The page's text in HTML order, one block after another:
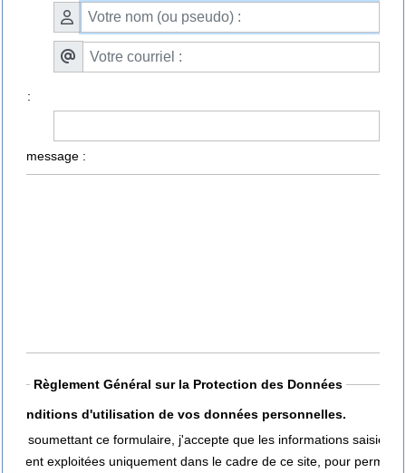
:
message :
Règlement Général sur la Protection des Données
Conditions d'utilisation de vos données personnelles.
En soumettant ce formulaire, j'accepte que les informations saisies
soient exploitées uniquement dans le cadre de ce site, pour